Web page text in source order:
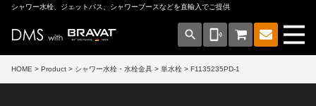
シャワー水栓、ジェットバス、シャワーブースなどを直輸入でご提供
search phonelink_ring
HOME > Product > シャワー水栓・水栓金具 > 単水栓 > F1135235PD-1